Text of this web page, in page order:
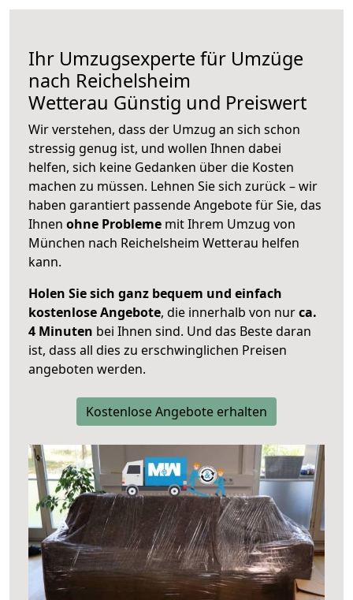
Ihr Umzugsexperte für Umzüge
nach Reichelsheim
Wetterau Günstig und Preiswert
Wir verstehen, dass der Umzug an sich schon
stressig genug ist, und wollen Ihnen dabei
helfen, sich keine Gedanken über die Kosten
machen zu müssen. Lehnen Sie sich zurück – wir
haben garantiert passende Angebote für Sie, das
Ihnen ohne Probleme mit Ihrem Umzug von
München nach Reichelsheim Wetterau helfen
kann.
Holen Sie sich ganz bequem und einfach
kostenlose Angebote, die innerhalb von nurca.
4 Minuten bei Ihnen sind. Und das Beste daran
ist, dass all dies zu erschwinglichen Preisen
angeboten werden.
Kostenlose Angebote erhalten